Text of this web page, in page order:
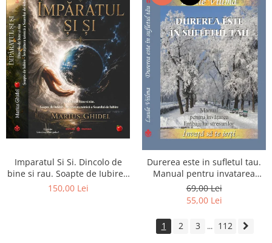
Imparatul Si Si. Dincolo de
bine si rau. Soapte de Iubire -
Invatatura tainica a Soarelui
150,00 Lei
Durerea este in sufletul tau.
Manual pentru invatarea
limbajului stresurilor Seria
Invata sa te Ierti Luule Viilma
69,00 Lei
55,00 Lei
1 2 3 ... 112